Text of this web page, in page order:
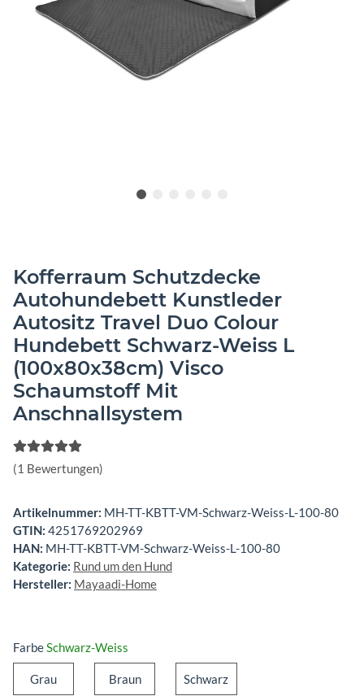
Kofferraum Schutzdecke
Autohundebett Kunstleder
Autositz Travel Duo Colour
Hundebett Schwarz-Weiss L
(100x80x38cm) Visco
Schaumstoff Mit
Anschnallsystem
(1 Bewertungen)
Artikelnummer: MH-TT-KBTT-VM-Schwarz-Weiss-L-100-80
GTIN: 4251769202969
HAN: MH-TT-KBTT-VM-Schwarz-Weiss-L-100-80
Kategorie: Rund um den Hund
Hersteller: Mayaadi-Home
FarbeSchwarz-Weiss
GrauGrau BraunBraun SchwarzSchwarz